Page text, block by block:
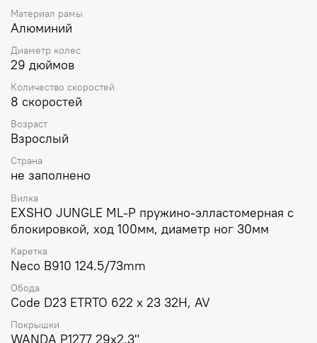
Материал рамы
Алюминий
Диаметр колес
29 дюймов
Количество скоростей
8 скоростей
Возраст
Взрослый
Страна
не заполнено
Вилка
EXSHO JUNGLE ML-P пружино-элластомерная с
блокировкой, ход 100мм, диаметр ног 30мм
Каретка
Neco B910 124.5/73mm
Обода
Code D23 ETRTO 622 x 23 32H, AV
Покрышки
WANDA P1277 29x2.3"